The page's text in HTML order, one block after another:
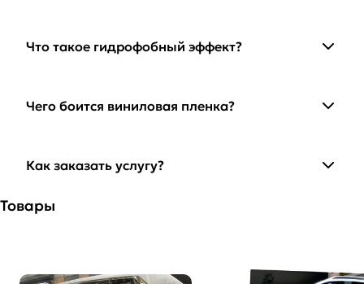
Что такое гидрофобный эффект?
Чего боится виниловая пленка?
Как заказать услугу?
Товары